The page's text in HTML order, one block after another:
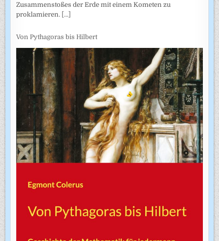
Zusammenstoßes der Erde mit einem Kometen zu
proklamieren. [...]
Von Pythagoras bis Hilbert